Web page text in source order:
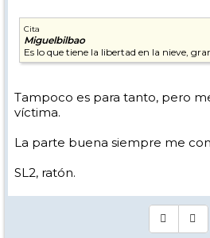
Cita
Miguelbilbao
Es lo que tiene la libertad en la nieve,
Tampoco es para tanto, pero
víctima.
La parte buena siempre me
SL2, ratón.